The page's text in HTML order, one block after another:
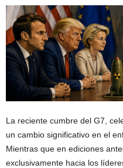
La reciente cumbre del G7,
un cambio significativo en el
Mientras que en ediciones
exclusivamente hacia los